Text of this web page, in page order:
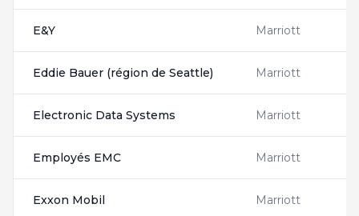
E&Y Marriott
Eddie Bauer (région de Seattle) Marriott
Electronic Data Systems Marriott
Employés EMC Marriott
Exxon Mobil Marriott